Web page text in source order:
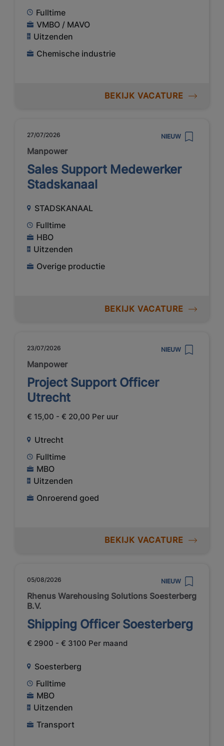
Fulltime
VMBO / MAVO
Uitzenden
Chemische industrie
BEKIJK VACATURE
27/07/2026 NIEUW
Manpower
Sales Support Medewerker
Stadskanaal
STADSKANAAL
Fulltime
HBO
Uitzenden
Overige productie
BEKIJK VACATURE
23/07/2026 NIEUW
Manpower
Project Support Officer
Utrecht
€ 15,00 - € 20,00 Per uur
Utrecht
Fulltime
MBO
Uitzenden
Onroerend goed
BEKIJK VACATURE
05/08/2026 NIEUW
Rhenus Warehousing Solutions Soesterberg
B.V.
Shipping Officer Soesterberg
€ 2900 - € 3100 Per maand
Soesterberg
Fulltime
MBO
Uitzenden
Transport